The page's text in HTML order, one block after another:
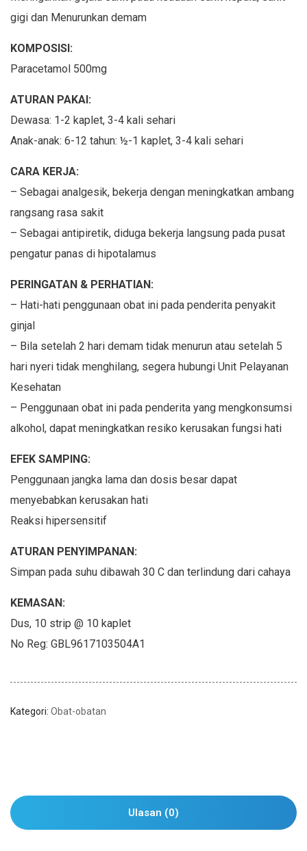
gigi dan Menurunkan demam
KOMPOSISI:
Paracetamol 500mg
ATURAN PAKAI:
Dewasa: 1-2 kaplet, 3-4 kali sehari
Anak-anak: 6-12 tahun: ½-1 kaplet, 3-4 kali sehari
CARA KERJA:
– Sebagai analgesik, bekerja dengan meningkatkan ambang
rangsang rasa sakit
– Sebagai antipiretik, diduga bekerja langsung pada pusat
pengatur panas di hipotalamus
PERINGATAN & PERHATIAN:
– Hati-hati penggunaan obat ini pada penderita penyakit
ginjal
– Bila setelah 2 hari demam tidak menurun atau setelah 5
hari nyeri tidak menghilang, segera hubungi Unit Pelayanan
Kesehatan
– Penggunaan obat ini pada penderita yang mengkonsumsi
alkohol, dapat meningkatkan resiko kerusakan fungsi hati
EFEK SAMPING:
Penggunaan jangka lama dan dosis besar dapat
menyebabkan kerusakan hati
Reaksi hipersensitif
ATURAN PENYIMPANAN:
Simpan pada suhu dibawah 30 C dan terlindung dari cahaya
KEMASAN:
Dus, 10 strip @ 10 kaplet
No Reg: GBL9617103504A1
Kategori: Obat-obatan
Ulasan (0)